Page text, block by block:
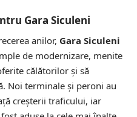
Gara Siculeni
anilor, Gara Siculeni
de modernizare, menite
călătorilor și să
Noi terminale și peroni au
creșterii traficului, iar